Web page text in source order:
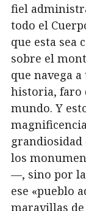
fiel
todo el
que esta sea
sobre el
que navega
historia, faro
mundo. Y
los
—, sino por la
ese «pueblo
maravillas